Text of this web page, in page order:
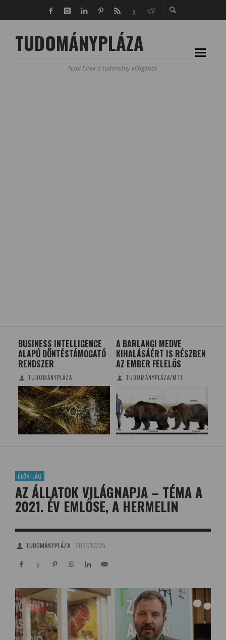
TUDOMÁNYPLÁZA
Napi hírek a tudomány világából.
BUSINESS INTELLIGENCE
ALAPÚ DÖNTÉSTÁMOGATÓ
RENDSZER
TUDOMÁNYPLÁZA
A BARLANGI MEDVE
KIHALÁSÁÉRT IS RÉSZBEN
AZ EMBER FELELŐS
TUDOMÁNYPLÁZA/MTI
ÉLŐVILÁG
AZ ÁLLATOK VILÁGNAPJA – TÉMA A
2021. ÉV EMLŐSE, A HERMELIN
TUDOMÁNYPLÁZA 2021/10/05